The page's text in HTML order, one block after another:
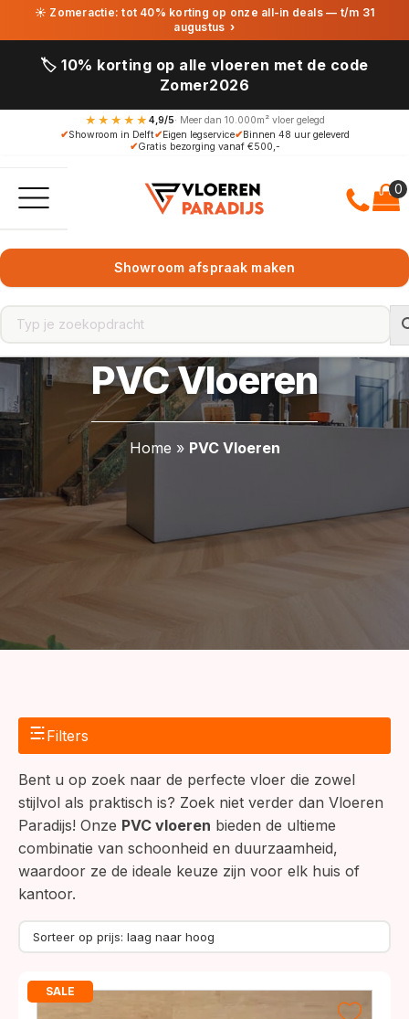
☀ Zomeractie: tot 40% korting op onze all-in deals — t/m 31
augustus ›
🏷️ 10% korting op alle vloeren met de code
Zomer2026
★★★★★ 4,9/5· Meer dan 10.000m² vloer gelegd
✔Showroom in Delft✔Eigen legservice✔Binnen 48 uur geleverd
✔Gratis bezorging vanaf €500,-
Showroom afspraak maken
PVC Vloeren
Home » PVC Vloeren
Filters
Bent u op zoek naar de perfecte vloer die zowel
stijlvol als praktisch is? Zoek niet verder dan Vloeren
Paradijs! Onze PVC vloeren bieden de ultieme
combinatie van schoonheid en duurzaamheid,
waardoor ze de ideale keuze zijn voor elk huis of
kantoor.
SALE